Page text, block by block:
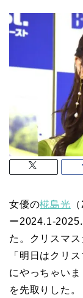
女優の椛島光
ー2024.1-
た。クリスマス
「明日はクリ
にやっちゃい
を先取りした。